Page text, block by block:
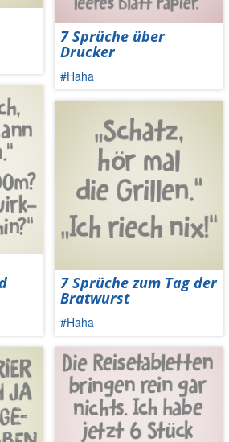
7 Sprüche über
Drucker
#Haha
7 Sprüche zum Tag der
Bratwurst
#Haha